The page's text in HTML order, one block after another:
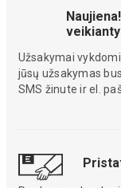
Užsakymai
jūsų užsakymas
SMS žinute ir el.